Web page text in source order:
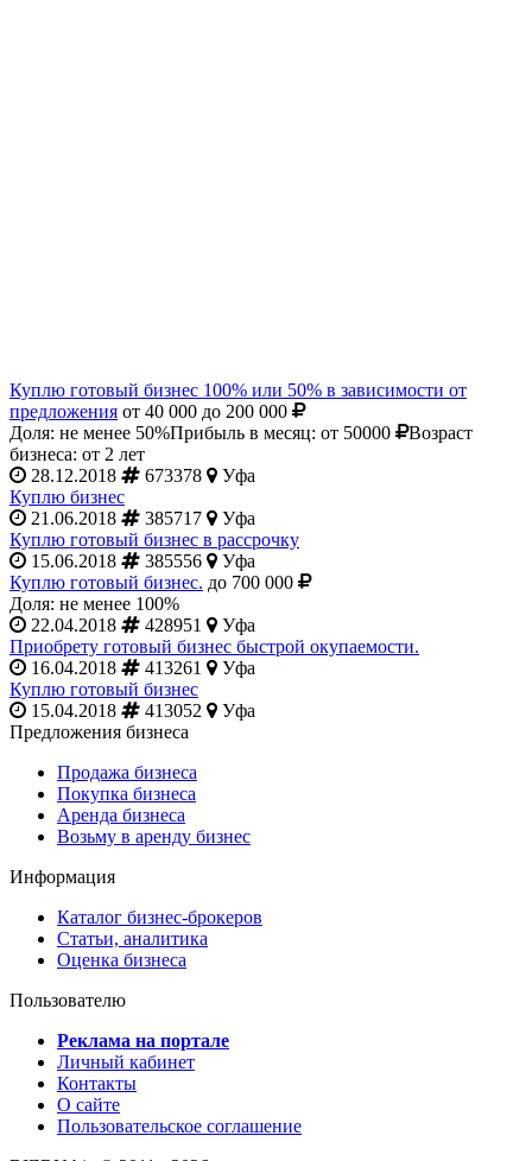
Куплю готовый бизнес 100% или 50% в зависимости от
предложения от 40 000 до 200 000
Доля: не менее 50%Прибыль в месяц: от 50000
Возраст
бизнеса: от 2 лет
28.12.2018
673378
Уфа
Куплю бизнес
21.06.2018
385717
Уфа
Куплю готовый бизнес в рассрочку
15.06.2018
385556
Уфа
Куплю готовый бизнес. до 700 000
Доля: не менее 100%
22.04.2018
428951
Уфа
Приобрету готовый бизнес быстрой окупаемости.
16.04.2018
413261
Уфа
Куплю готовый бизнес
15.04.2018
413052
Уфа
Предложения бизнеса
Продажа бизнеса
Покупка бизнеса
Аренда бизнеса
Возьму в аренду бизнес
Информация
Каталог бизнес-брокеров
Статьи, аналитика
Оценка бизнеса
Пользователю
Реклама на портале
Личный кабинет
Контакты
О сайте
Пользовательское соглашение